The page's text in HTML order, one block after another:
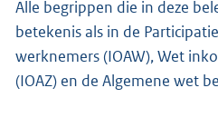
Alle begrippen die in deze
betekenis als in de
werknemers (IOAW), Wet
(IOAZ) en de Algemene wet